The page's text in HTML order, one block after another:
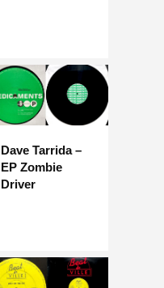
Dave Tarrida –
EP Zombie
Driver